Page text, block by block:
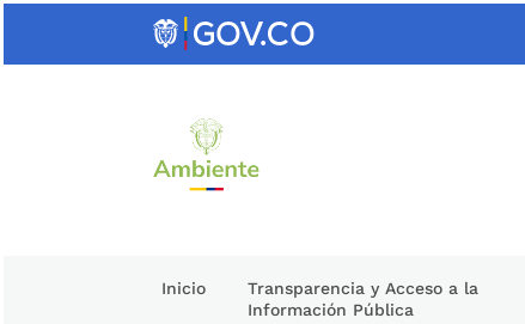
Inicio
Transparencia y Acceso a la
Información Pública